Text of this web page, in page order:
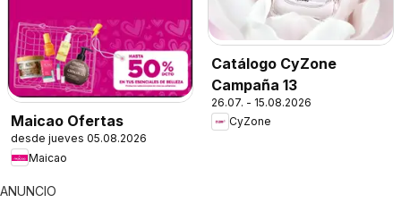
Maicao Ofertas
desde jueves 05.08.2026
Maicao
Catálogo CyZone
Campaña 13
26.07. - 15.08.2026
CyZone
ANUNCIO